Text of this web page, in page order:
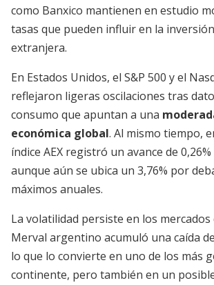
como Banxico mantienen en estudio
tasas que pueden influir en la
extranjera.
En Estados Unidos, el S&P 500 y el
reflejaron ligeras oscilaciones tras
consumo que apuntan a una
económica global. Al mismo tiempo,
índice AEX registró un avance de
aunque aún se ubica un 3,76% por
máximos anuales.
La volatilidad persiste en los mercados
Merval argentino acumuló una caída
lo que lo convierte en uno de los más
continente, pero también en un